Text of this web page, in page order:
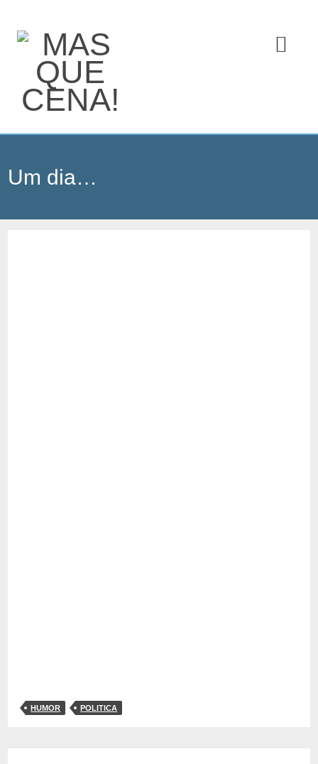
Um dia…
HUMOR POLITICA